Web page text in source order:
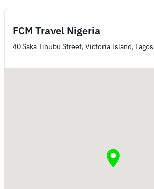
FCM Travel Nigeria
40 Saka Tinubu Street, Victoria Island,